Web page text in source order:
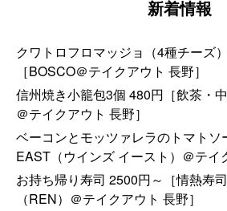
新着情報
クワトロフロマッジョ（4種チーズ
［BOSCO＠テイクアウト 長野］
信州焼き小籠包3個 480円［飲茶・
＠テイクアウト 長野］
ベーコンとモッツァレラのトマト
EAST（ウインズ イースト）＠テイ
お持ち帰り寿司 2500円～［情熱寿
（REN）＠テイクアウト 長野］